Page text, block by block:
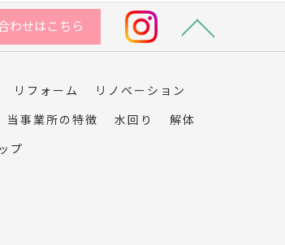
わせはこちら
リフォーム リノベーション
当事業所の特徴 水回り 解体
プ